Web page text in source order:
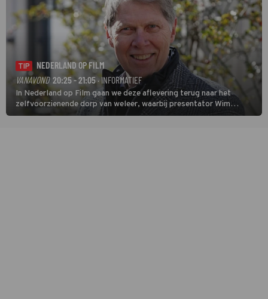
TIP
NEDERLAND OP FILM
VANAVOND 20:25 - 21:05· INFORMATIEF
In Nederland op Film gaan we deze aflevering terug naar het
zelfvoorzienende dorp van weleer, waarbij presentator Wim
Daniëls de kijkers meeneemt op reis door de tijd aan de hand van